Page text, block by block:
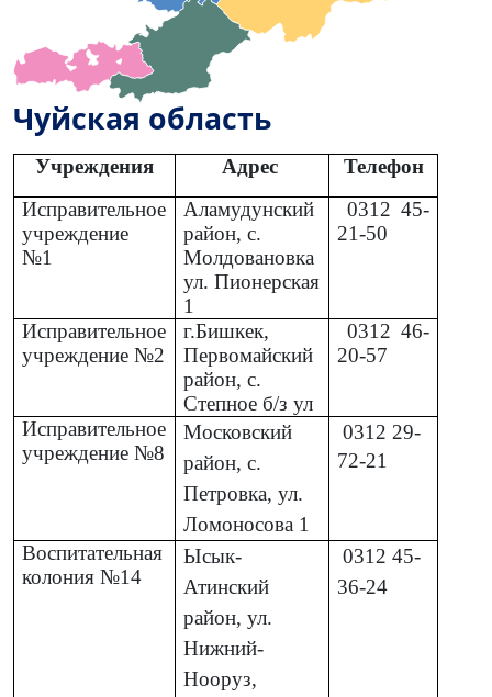
Чуйская область
Учреждения Адрес
Телефон
Исправительное
учреждение
№1
Аламудунский
район, с.
Молдовановка
ул. Пионерская
1
0312 45-
21-50
Исправительное
учреждение №2
г.Бишкек,
Первомайский
район, с.
Степное б/з ул
0312 46-
20-57
Исправительное
учреждение №8
Московский
район, с.
Петровка, ул.
Ломоносова 1
031229-
72-21
Воспитательная
колония №14
Ысык-
Атинский
район, ул.
Нижний-
Нооруз,
031245-
36-24